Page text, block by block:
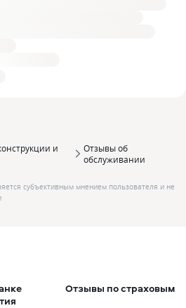
и
Отзывы об
обслуживании
субъективным мнением пользователя и не
Отзывы по страховым